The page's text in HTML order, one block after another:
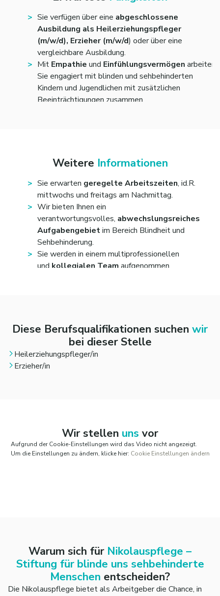
Hilfestellungen,begleitenundunterstützen
Schülerinnen und Schüler.
Sie verfügen über eine abgeschlossene
Ausbildung als Heilerziehungspfleger
(m/w/d), Erzieher (m/w/d) oder über eine
vergleichbare Ausbildung.
Mit Empathie und Einfühlungsvermögen arbeiten
Sie engagiert mit blinden und sehbehinderten
Kindern und Jugendlichen mit zusätzlichen
Beeinträchtigungen zusammen.
für Sie kein Problem – Sie haben einen Blick dafür,
wo Sie gebraucht werden.
Sie sindflexibel und kreativund können sich auf
unterschiedliche Situationen dank Ihres
Ideenreichtums schnell einstellen – Ihre
Kolleginnen und Kollegen wissen das zu schätzen.
Weitere Informationen
Sie erwarten geregelte Arbeitszeiten, id.R.
mittwochs und freitags am Nachmittag.
Wir bieten Ihnen ein
verantwortungsvolles, abwechslungsreiches
Aufgabengebietim Bereich Blindheit und
Sehbehinderung.
Sie werden in einem multiprofessionellen
und kollegialen Team aufgenommen.
und Sehbehinderung.
Sie bringen sich gerne mit eigenen Ideen ein und
bekommen dadurchviel
Gestaltungspielraum
Sie erhalten einen
betriebliche Altersvorsorge.
Zur Förderung Ihrer Gesundheit bezuschussen wir
denEGYM-Wellpassmit vielfältigen Sport- und
Diese Berufsqualifikationen suchen wir
bei dieser Stelle
Heilerziehungspfleger/in
Erzieher/in
Wir stellen uns vor
Aufgrund der Cookie-Einstellungen wird das Video nicht angezeigt.
Um die Einstellungen zu ändern, klicke hier: Cookie Einstellungen ändern
Warum sich für Nikolauspflege –
Stiftung für blinde uns sehbehinderte
Menschen entscheiden?
Die Nikolauspflege bietet als Arbeitgeber die Chance, in